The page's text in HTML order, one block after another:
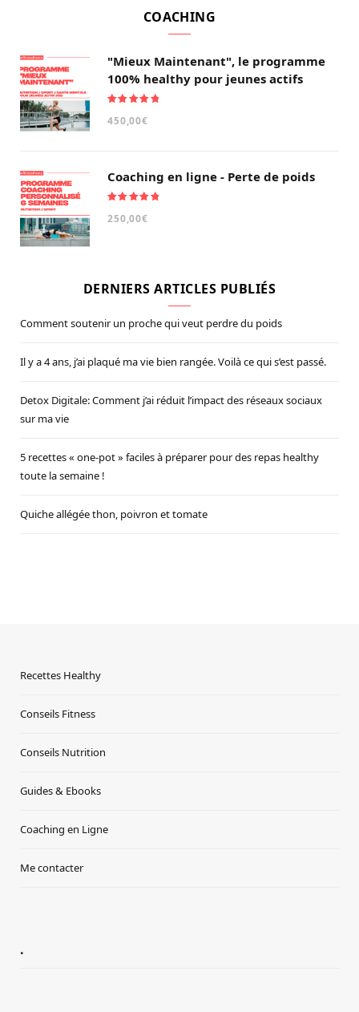
COACHING
"Mieux Maintenant", le programme
100% healthy pour jeunes actifs
sur 5
450,00€
Coaching en ligne - Perte de poids
sur 5
250,00€
DERNIERS ARTICLES PUBLIÉS
Comment soutenir un proche qui veut perdre du poids
Il y a 4 ans, j’ai plaqué ma vie bien rangée. Voilà ce qui s’est passé.
Detox Digitale: Comment j’ai réduit l’impact des réseaux sociaux
sur ma vie
5 recettes « one-pot » faciles à préparer pour des repas healthy
toute la semaine !
Quiche allégée thon, poivron et tomate
Recettes Healthy
Conseils Fitness
Conseils Nutrition
Guides & Ebooks
Coaching en Ligne
Me contacter
.